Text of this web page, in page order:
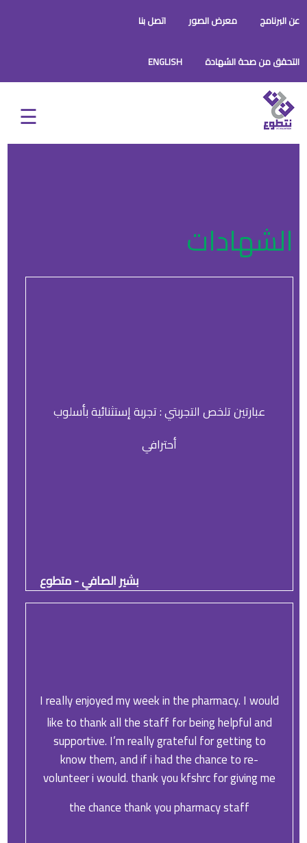
عن البرنامج معرض الصور اتصل بنا
التحقق من صحة الشهادة ENGLISH
الشهادات
عبارتين تلخص التجربتي : تجربة إستثنائية بأسلوب
أحترافي
بشير الصافي - متطوع
I really enjoyed my week in the pharmacy. I would
like to thank all the staff for being helpful and
supportive. I’m really grateful for getting to
know them, and if i had the chance to re-
volunteer i would. thank you kfshrc for giving me
the chance thank you pharmacy staff